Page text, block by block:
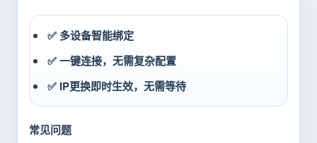
✅ 多设备智能绑定
✅ 一键连接，无需复杂配置
✅ IP更换即时生效，无需等待
常见问题